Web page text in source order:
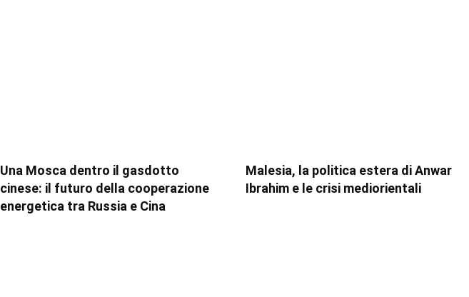
Una Mosca dentro il gasdotto
cinese: il futuro della cooperazione
energetica tra Russia e Cina
Malesia, la politica estera di Anwar
Ibrahim e le crisi mediorientali